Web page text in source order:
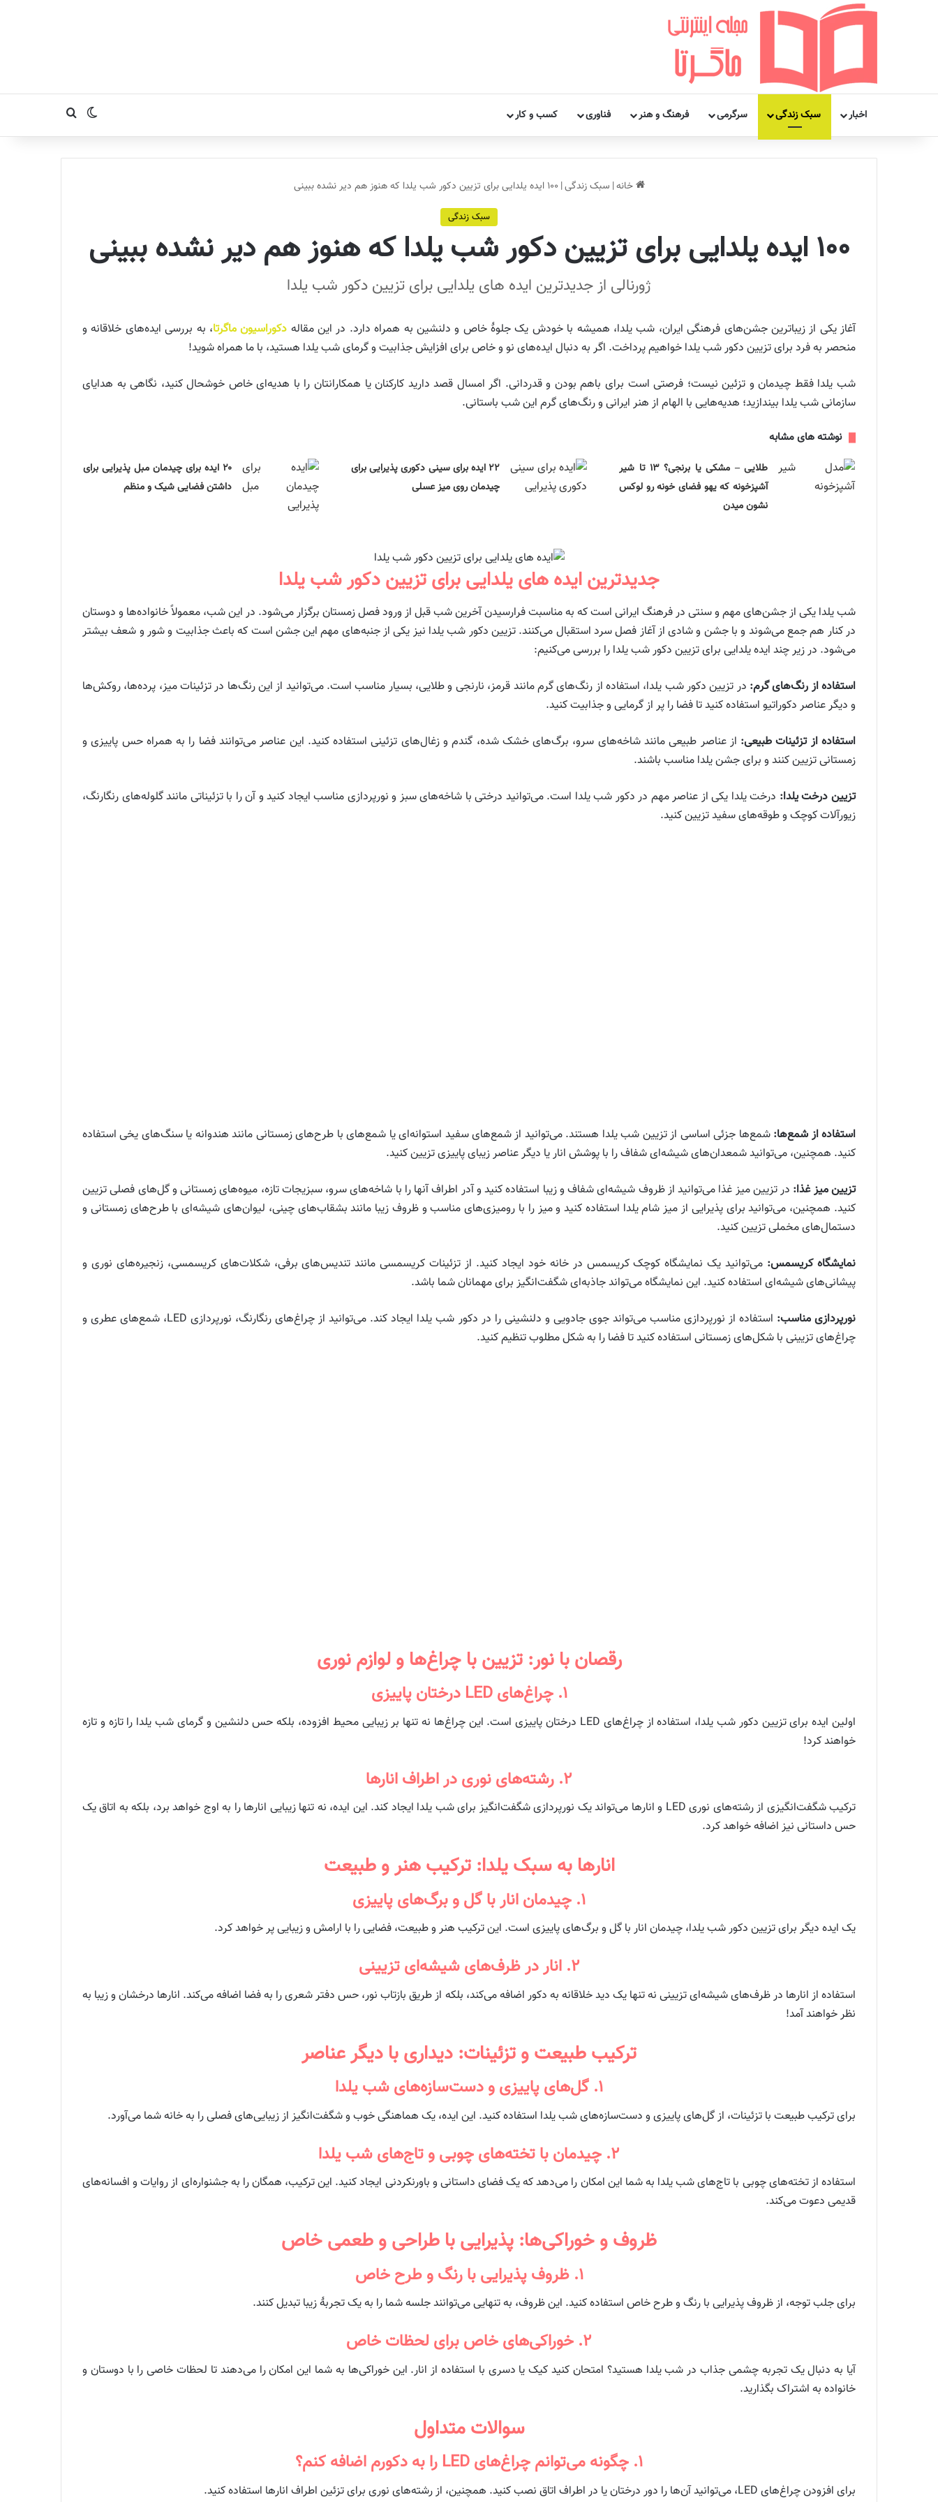
اخبار سبک زندگی سرگرمی فرهنگ و هنر فناوری کسب و کار تغییر پوستهجستجو برای
خانه| سبک زندگی| ۱۰۰ ایده یلدایی برای تزیین دکور شب یلدا که هنوز هم دیر نشده ببینی
سبک زندگی
۱۰۰ ایده یلدایی برای تزیین دکور شب یلدا که هنوز هم دیر نشده ببینی
ژورنالی از جدیدترین ایده های یلدایی برای تزیین دکور شب یلدا
آغاز یکی از زیباترین جشن‌های فرهنگی ایران، شب یلدا، همیشه با خودش یک جلوهٔ خاص و دلنشین به همراه دارد. در این مقاله دکوراسیون ماگرتا، به بررسی ایده‌های خلاقانه و
منحصر به فرد برای تزیین دکور شب یلدا خواهیم پرداخت. اگر به دنبال ایده‌های نو و خاص برای افزایش جذابیت و گرمای شب یلدا هستید، با ما همراه شوید!
شب یلدا فقط چیدمان و تزئین نیست؛ فرصتی است برای باهم بودن و قدردانی. اگر امسال قصد دارید کارکنان یا همکارانتان را با هدیه‌ای خاص خوشحال کنید، نگاهی به هدایای
سازمانی شب یلدا بیندازید؛ هدیه‌هایی با الهام از هنر ایرانی و رنگ‌های گرم این شب باستانی.
نوشته های مشابه
طلایی – مشکی یا برنجی؟ ۱۳ تا شیر
آشپزخونه که یهو فضای خونه رو لوکس
نشون میدن
۲۲ ایده برای سینی دکوری پذیرایی برای
چیدمان روی میز عسلی
۲۰ ایده برای چیدمان مبل پذیرایی برای
داشتن فضایی شیک و منظم
جدیدترین ایده های یلدایی برای تزیین دکور شب یلدا
شب یلدا یکی از جشن‌های مهم و سنتی در فرهنگ ایرانی است که به مناسبت فرارسیدن آخرین شب قبل از ورود فصل زمستان برگزار می‌شود. در این شب، معمولاً خانواده‌ها و دوستان
در کنار هم جمع می‌شوند و با جشن و شادی از آغاز فصل سرد استقبال می‌کنند. تزیین دکور شب یلدا نیز یکی از جنبه‌های مهم این جشن است که باعث جذابیت و شور و شعف بیشتر
می‌شود. در زیر چند ایده یلدایی برای تزیین دکور شب یلدا را بررسی می‌کنیم:
استفاده از رنگ‌های گرم: در تزیین دکور شب یلدا، استفاده از رنگ‌های گرم مانند قرمز، نارنجی و طلایی، بسیار مناسب است. می‌توانید از این رنگ‌ها در تزئینات میز، پرده‌ها، روکش‌ها
و دیگر عناصر دکوراتیو استفاده کنید تا فضا را پر از گرمایی و جذابیت کنید.
استفاده از تزئینات طبیعی: از عناصر طبیعی مانند شاخه‌های سرو، برگ‌های خشک شده، گندم و زغال‌های تزئینی استفاده کنید. این عناصر می‌توانند فضا را به همراه حس پاییزی و
زمستانی تزیین کنند و برای جشن یلدا مناسب باشند.
تزیین درخت یلدا: درخت یلدا یکی از عناصر مهم در دکور شب یلدا است. می‌توانید درختی با شاخه‌های سبز و نورپردازی مناسب ایجاد کنید و آن را با تزئیناتی مانند گلوله‌های رنگارنگ،
زیورآلات کوچک و طوقه‌های سفید تزیین کنید.
استفاده از شمع‌ها: شمع‌ها جزئی اساسی از تزیین شب یلدا هستند. می‌توانید از شمع‌های سفید استوانه‌ای یا شمع‌های با طرح‌های زمستانی مانند هندوانه یا سنگ‌های یخی استفاده
کنید. همچنین، می‌توانید شمعدان‌های شیشه‌ای شفاف را با پوشش انار یا دیگر عناصر زیبای پاییزی تزیین کنید.
تزیین میز غذا: در تزیین میز غذا می‌توانید از ظروف شیشه‌ای شفاف و زیبا استفاده کنید و آدر اطراف آنها را با شاخه‌های سرو، سبزیجات تازه، میوه‌های زمستانی و گل‌های فصلی تزیین
کنید. همچنین، می‌توانید برای پذیرایی از میز شام یلدا استفاده کنید و میز را با رومیزی‌های مناسب و ظروف زیبا مانند بشقاب‌های چینی، لیوان‌های شیشه‌ای با طرح‌های زمستانی و
دستمال‌های مخملی تزیین کنید.
نمایشگاه کریسمس: می‌توانید یک نمایشگاه کوچک کریسمس در خانه خود ایجاد کنید. از تزئینات کریسمسی مانند تندیس‌های برفی، شکلات‌های کریسمسی، زنجیره‌های نوری و
پیشانی‌های شیشه‌ای استفاده کنید. این نمایشگاه می‌تواند جاذبه‌ای شگفت‌انگیز برای مهمانان شما باشد.
نورپردازی مناسب:
استفاده از نورپردازی مناسب می‌تواند جوی جادویی و دلنشینی را در دکور شب یلدا ایجاد کند. می‌توانید از چراغ‌های رنگارنگ، نورپردازی LED، شمع‌های عطری و
چراغ‌های تزیینی با شکل‌های زمستانی استفاده کنید تا فضا را به شکل مطلوب تنظیم کنید.
رقصان با نور: تزیین با چراغ‌ها و لوازم نوری
۱. چراغ‌های LED درختان پاییزی
اولین ایده برای تزیین دکور شب یلدا، استفاده از چراغ‌های LED درختان پاییزی است. این چراغ‌ها نه تنها بر زیبایی محیط افزوده، بلکه حس دلنشین و گرمای شب یلدا را تازه و تازه
خواهند کرد!
۲. رشته‌های نوری در اطراف انارها
ترکیب شگفت‌انگیزی از رشته‌های نوری LED و انارها می‌تواند یک نورپردازی شگفت‌انگیز برای شب یلدا ایجاد کند. این ایده، نه تنها زیبایی انارها را به اوج خواهد برد، بلکه به اتاق یک
حس داستانی نیز اضافه خواهد کرد.
انارها به سبک یلدا: ترکیب هنر و طبیعت
۱. چیدمان انار با گل و برگ‌های پاییزی
یک ایده دیگر برای تزیین دکور شب یلدا، چیدمان انار با گل و برگ‌های پاییزی است. این ترکیب هنر و طبیعت، فضایی را با ارامش و زیبایی پر خواهد کرد.
۲. انار در ظرف‌های شیشه‌ای تزیینی
استفاده از انارها در ظرف‌های شیشه‌ای تزیینی نه تنها یک دید خلاقانه به دکور اضافه می‌کند، بلکه از طریق بازتاب نور، حس دفتر شعری را به فضا اضافه می‌کند. انارها درخشان و زیبا به
نظر خواهند آمد!
ترکیب طبیعت و تزئینات: دیداری با دیگر عناصر
۱. گل‌های پاییزی و دست‌سازه‌های شب یلدا
برای ترکیب طبیعت با تزئینات، از گل‌های پاییزی و دست‌سازه‌های شب یلدا استفاده کنید. این ایده، یک هماهنگی خوب و شگفت‌انگیز از زیبایی‌های فصلی را به خانه شما می‌آورد.
۲. چیدمان با تخته‌های چوبی و تاج‌های شب یلدا
استفاده از تخته‌های چوبی با تاج‌های شب یلدا به شما این امکان را می‌دهد که یک فضای داستانی و باورنکردنی ایجاد کنید. این ترکیب، همگان را به جشنواره‌ای از روایات و افسانه‌های
قدیمی دعوت می‌کند.
ظروف و خوراکی‌ها: پذیرایی با طراحی و طعمی خاص
۱. ظروف پذیرایی با رنگ و طرح خاص
برای جلب توجه، از ظروف پذیرایی با رنگ و طرح خاص استفاده کنید. این ظروف، به تنهایی می‌توانند جلسه شما را به یک تجربهٔ زیبا تبدیل کنند.
۲. خوراکی‌های خاص برای لحظات خاص
آیا به دنبال یک تجربه چشمی جذاب در شب یلدا هستید؟ امتحان کنید کیک یا دسری با استفاده از انار. این خوراکی‌ها به شما این امکان را می‌دهند تا لحظات خاصی را با دوستان و
خانواده به اشتراک بگذارید.
سوالات متداول
۱. چگونه می‌توانم چراغ‌های LED را به دکورم اضافه کنم؟
برای افزودن چراغ‌های LED، می‌توانید آن‌ها را دور درختان یا در اطراف اتاق نصب کنید. همچنین، از رشته‌های نوری برای تزئین اطراف انارها استفاده کنید.